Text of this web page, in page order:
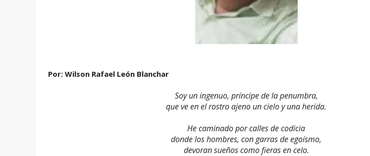
Por: Wilson Rafael León Blanchar
Soy un ingenuo, príncipe de la penumbra,
que ve en el rostro ajeno un cielo y una herida.
He caminado por calles de codicia
donde los hombres, con garras de egoísmo,
devoran sueños como fieras en celo.